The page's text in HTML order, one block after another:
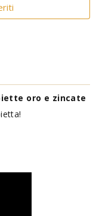
oro e zincate